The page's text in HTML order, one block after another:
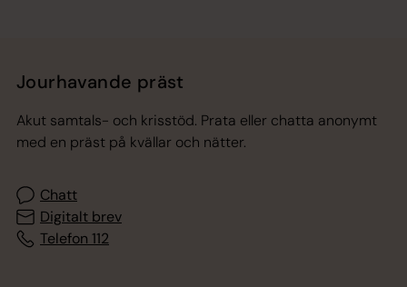
Jourhavande präst
Akut samtals- och krisstöd. Prata eller chatta anonymt
med en präst på kvällar och nätter.
Chatt
Digitalt brev
Telefon 112